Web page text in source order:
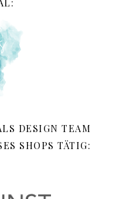
DESIGN TEAM
SHOPS TÄTIG: